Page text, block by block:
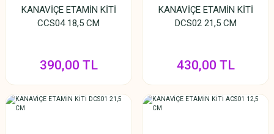
KANAVİÇE ETAMİN KİTİ
CCS04 18,5 CM
390,00 TL
KANAVİÇE ETAMİN KİTİ
DCS02 21,5 CM
430,00 TL